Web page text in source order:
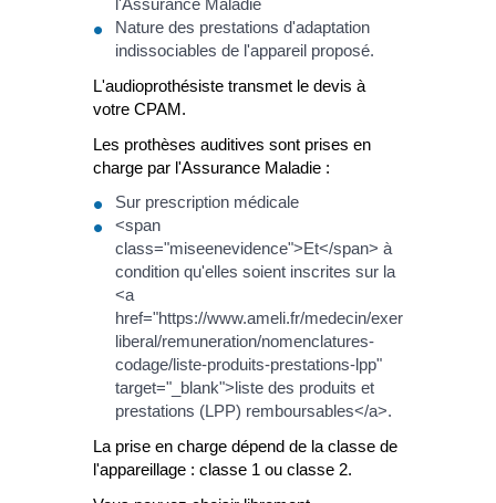
Nature des prestations d'adaptation
indissociables de l'appareil proposé.
L'audioprothésiste transmet le devis à
votre CPAM.
Les prothèses auditives sont prises en
charge par l'Assurance Maladie :
Sur prescription médicale
<span
class="miseenevidence">Et</span> à
condition qu'elles soient inscrites sur la
<a
href="https://www.ameli.fr/medecin/exercice-
liberal/remuneration/nomenclatures-
codage/liste-produits-prestations-lpp"
target="_blank">liste des produits et
prestations (LPP) remboursables</a>.
La prise en charge dépend de la classe de
l'appareillage : classe 1 ou classe 2.